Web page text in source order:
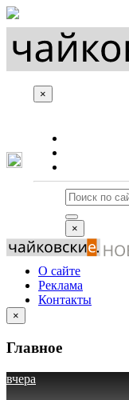
×
×
О сайте
Реклама
Контакты
×
Главное
вчера